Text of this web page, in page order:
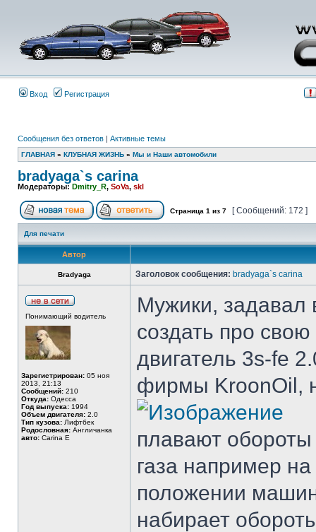
Вход Регистрация
Сообщения без ответов | Активные темы
ГЛАВНАЯ » КЛУБНАЯ ЖИЗНЬ » Мы и Наши автомобили
bradyaga`s carina
Модераторы: Dmitry_R, SoVa, skl
Страница 1 из 7 [ Сообщений: 172 ]
Для печати
Автор
Bradyaga Заголовок сообщения: bradyaga`s carina
Понимающий водитель
Зарегистрирован: 05 ноя
2013, 21:13
Сообщений: 210
Откуда: Одесса
Год выпуска: 1994
Объем двигателя: 2.0
Тип кузова: Лифтбек
Родословная: Англичанка
авто: Carina E
Мужики, задавал
создать про
двигатель 3s-fe
фирмы KroonOil,
плавают
газа например
положении
набирает